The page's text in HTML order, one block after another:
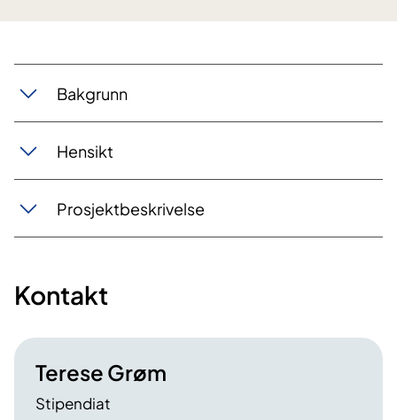
Bakgrunn
Hensikt
Prosjektbeskrivelse
Kontakt
Terese Grøm
Stipendiat